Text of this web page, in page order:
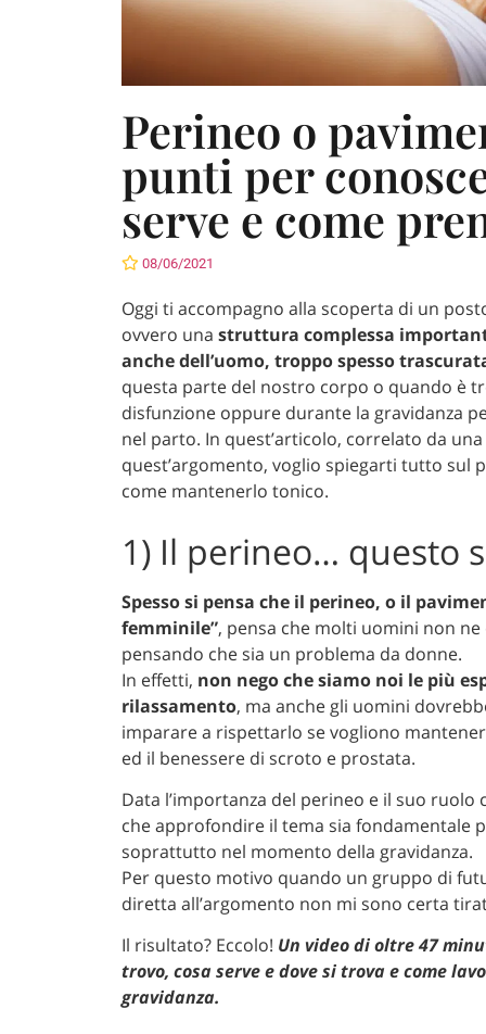
Perineo o
punti per
serve e come
08/06/2021
Oggi ti accompagno alla scoperta di un
ovvero una struttura complessa
anche dell’uomo, troppo spesso
questa parte del nostro corpo o quando è
disfunzione oppure durante la gravidanza
nel parto. In quest’articolo, correlato da
quest’argomento, voglio spiegarti tutto sul
come mantenerlo tonico.
1) Il perineo… questo
Spesso si pensa che il perineo, o il
femminile”, pensa che molti uomini non
pensando che sia un problema da donne.
In effetti, non nego che siamo noi le più
rilassamento, ma anche gli uomini
imparare a rispettarlo se vogliono
ed il benessere di scroto e prostata.
Data l’importanza del perineo e il suo
che approfondire il tema sia fondamentale
soprattutto nel momento della gravidanza.
Per questo motivo quando un gruppo di
diretta all’argomento non mi sono certa
Il risultato? Eccolo! Un video di oltre 47
trovo, cosa serve e dove si trova e come
gravidanza.